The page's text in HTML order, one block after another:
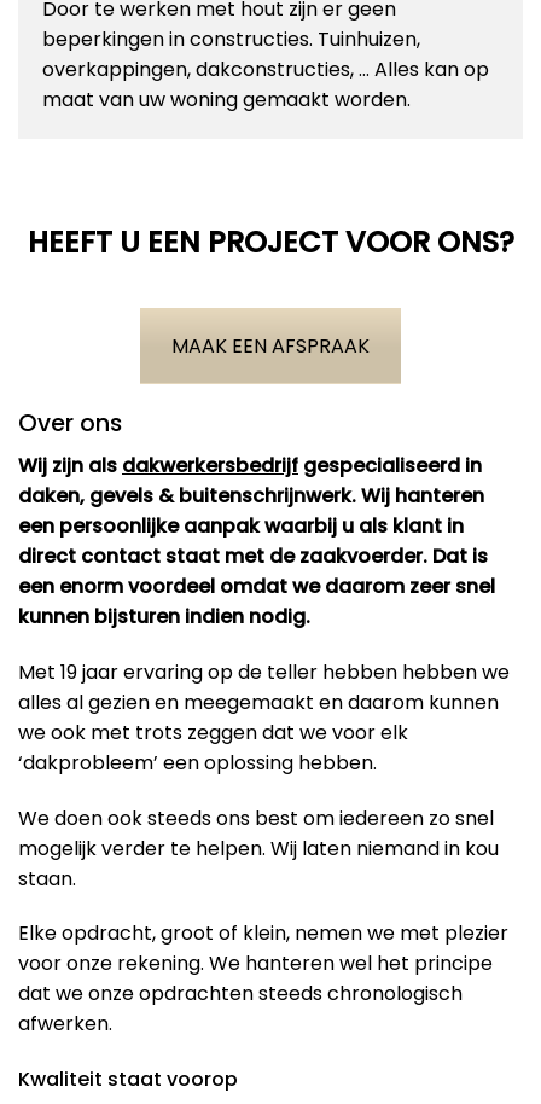
Door te werken met hout zijn er geen
beperkingen in constructies. Tuinhuizen,
overkappingen, dakconstructies, … Alles kan op
maat van uw woning gemaakt worden.
HEEFT U EEN PROJECT VOOR ONS?
MAAK EEN AFSPRAAK
Over ons
Wij zijn als dakwerkersbedrijf gespecialiseerd in
daken, gevels & buitenschrijnwerk. Wij hanteren
een persoonlijke aanpak waarbij u als klant in
direct contact staat met de zaakvoerder. Dat is
een enorm voordeel omdat we daarom zeer snel
kunnen bijsturen indien nodig.
Met 19 jaar ervaring op de teller hebben hebben we
alles al gezien en meegemaakt en daarom kunnen
we ook met trots zeggen dat we voor elk
‘dakprobleem’ een oplossing hebben.
We doen ook steeds ons best om iedereen zo snel
mogelijk verder te helpen. Wij laten niemand in kou
staan.
Elke opdracht, groot of klein, nemen we met plezier
voor onze rekening. We hanteren wel het principe
dat we onze opdrachten steeds chronologisch
afwerken.
Kwaliteit staat voorop